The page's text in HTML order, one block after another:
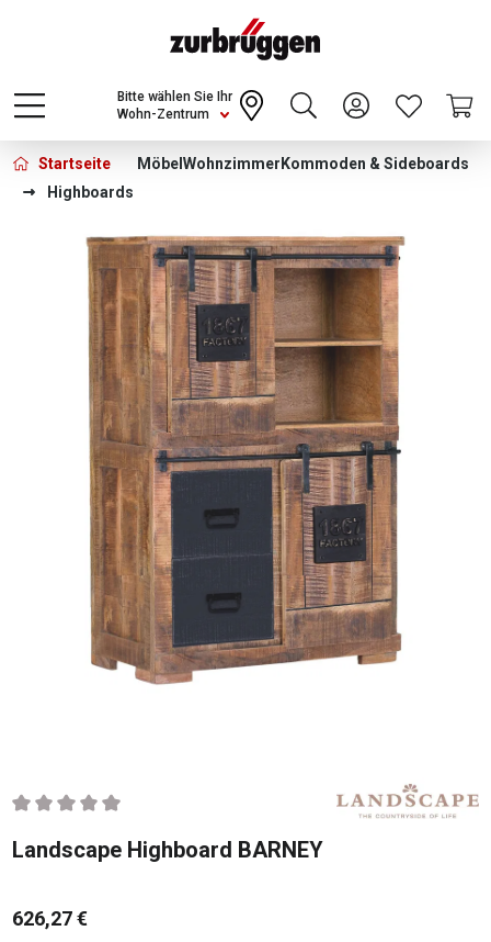
Choose a different country or region to see
content for your location and shop online
CONTINUE
Wohn-Zentrum
Bitte wählen Sie Ihr
Startseite Möbel Wohnzimmer Kommoden & Sideboards
Highboards
Bildergalerie überspringen
Durchschnittliche Bewertung von 0 von 5 Sternen
Landscape Highboard BARNEY
626,27 €